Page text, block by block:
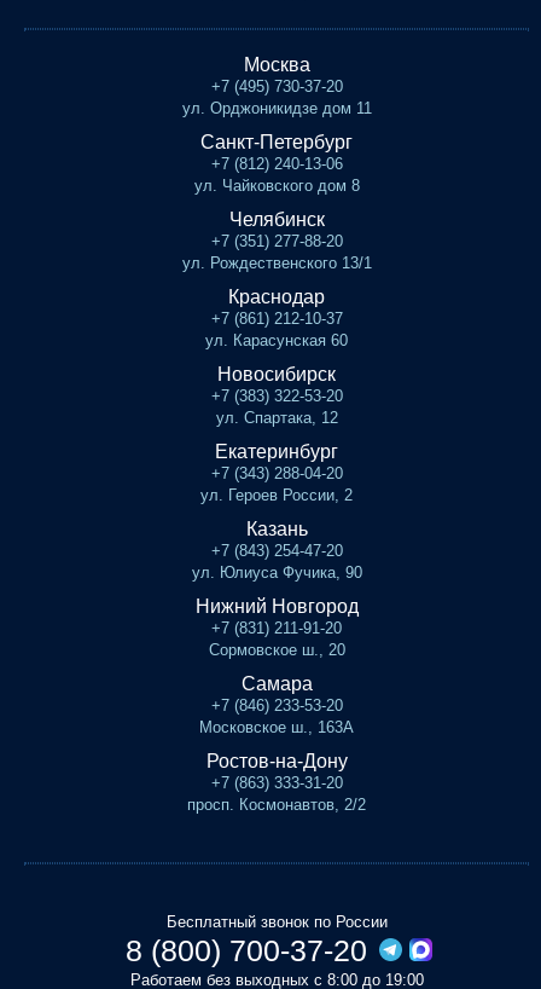
Москва
+7 (495) 730-37-20
ул. Орджоникидзе дом 11
Санкт-Петербург
+7 (812) 240-13-06
ул. Чайковского дом 8
Челябинск
+7 (351) 277-88-20
ул. Рождественского 13/1
Краснодар
+7 (861) 212-10-37
ул. Карасунская 60
Новосибирск
+7 (383) 322-53-20
ул. Спартака, 12
Екатеринбург
+7 (343) 288-04-20
ул. Героев России, 2
Казань
+7 (843) 254-47-20
ул. Юлиуса Фучика, 90
Нижний Новгород
+7 (831) 211-91-20
Сормовское ш., 20
Самара
+7 (846) 233-53-20
Московское ш., 163А
Ростов-на-Дону
+7 (863) 333-31-20
просп. Космонавтов, 2/2
Бесплатный звонок по России
8 (800) 700-37-20
Работаем без выходных с 8:00 до 19:00